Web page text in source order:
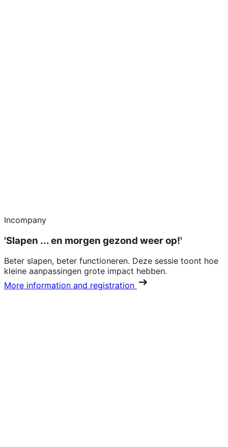
Incompany
'Slapen ... en morgen gezond weer op!'
Beter slapen, beter functioneren. Deze sessie toont hoe
kleine aanpassingen grote impact hebben.
More information and registration